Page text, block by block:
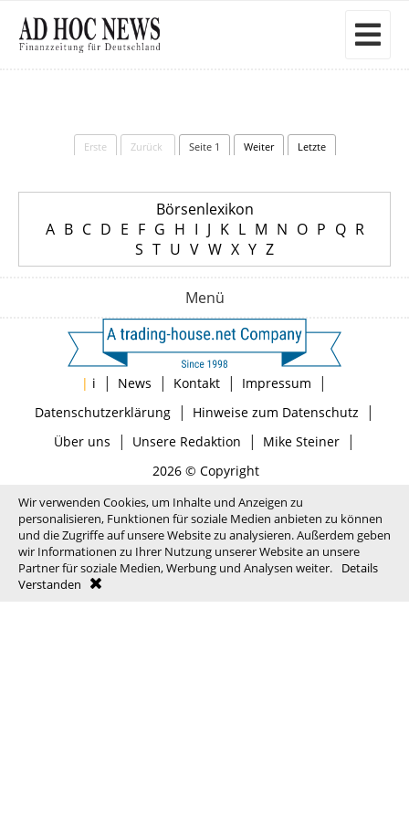
Erste Zurück Seite 1 Weiter Letzte
Börsenlexikon
A B C D E F G H I J K L M N O P Q R
S T U V W X Y Z
Menü
| i | News | Kontakt | Impressum |
Datenschutzerklärung| Hinweise zum Datenschutz |
Über uns | Unsere Redaktion | Mike Steiner|
2026 © Copyright
Wir verwenden Cookies, um Inhalte und Anzeigen zu
personalisieren, Funktionen für soziale Medien anbieten zu können
und die Zugriffe auf unsere Website zu analysieren. Außerdem geben
wir Informationen zu Ihrer Nutzung unserer Website an unsere
Partner für soziale Medien, Werbung und Analysen weiter.
Details
Verstanden